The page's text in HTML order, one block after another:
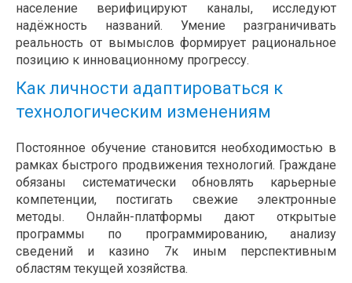
население верифицируют каналы, исследуют
надёжность названий. Умение разграничивать
реальность от вымыслов формирует рациональное
позицию к инновационному прогрессу.
Как личности адаптироваться к
технологическим изменениям
Постоянное обучение становится необходимостью в
рамках быстрого продвижения технологий. Граждане
обязаны систематически обновлять карьерные
компетенции, постигать свежие электронные
методы. Онлайн-платформы дают открытые
программы по программированию, анализу
сведений и казино 7к иным перспективным
областям текущей хозяйства.